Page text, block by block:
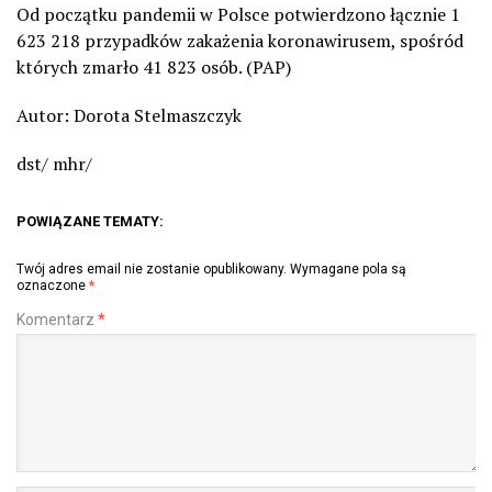
Od początku pandemii w Polsce potwierdzono łącznie 1
623 218 przypadków zakażenia koronawirusem, spośród
których zmarło 41 823 osób. (PAP)
Autor: Dorota Stelmaszczyk
dst/ mhr/
POWIĄZANE TEMATY:
Twój adres email nie zostanie opublikowany. Wymagane pola są
oznaczone *
Komentarz *